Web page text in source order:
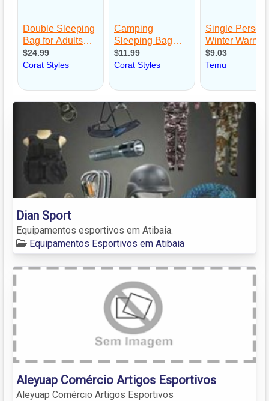
Dian Sport
Equipamentos esportivos em Atibaia.
Equipamentos Esportivos em Atibaia
Aleyuap Comércio Artigos Esportivos
Aleyuap Comércio Artigos Esportivos